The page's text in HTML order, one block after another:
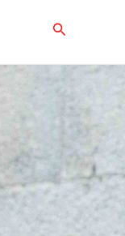
Buscar